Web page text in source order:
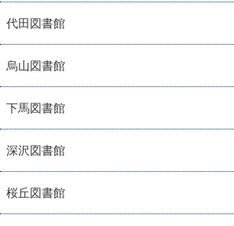
代田図書館
烏山図書館
下馬図書館
深沢図書館
桜丘図書館